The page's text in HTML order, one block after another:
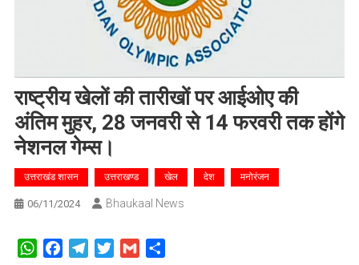
राष्ट्रीय खेलों की तारीखों पर आईओए की
अंतिम मुहर, 28 जनवरी से 14 फरवरी तक होंगे
नेशनल गेम्स।
उत्तराखंड शासन उत्तराखण्ड खेल देश मनोरंजन
06/11/2024 Bhaukaal News
WhatsAppFacebookTelegramTwitterGmail